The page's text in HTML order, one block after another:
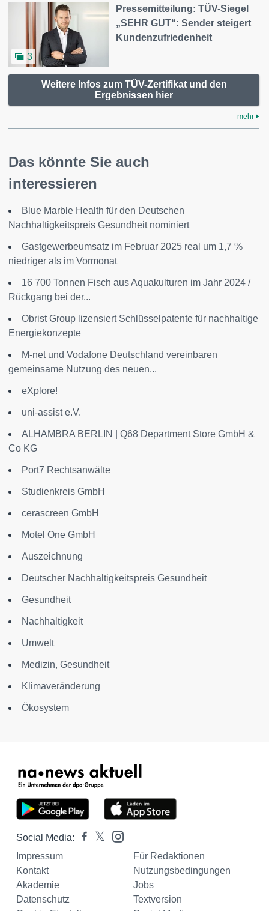
3
Pressemitteilung: TÜV-Siegel
„SEHR GUT“: Sender steigert
Kundenzufriedenheit
Weitere Infos zum TÜV-Zertifikat und den
Ergebnissen hier
mehr
Das könnte Sie auch
interessieren
Blue Marble Health für den Deutschen
Nachhaltigkeitspreis Gesundheit nominiert
Gastgewerbeumsatz im Februar 2025 real um 1,7 %
niedriger als im Vormonat
16 700 Tonnen Fisch aus Aquakulturen im Jahr 2024 /
Rückgang bei der...
Obrist Group lizensiert Schlüsselpatente für nachhaltige
Energiekonzepte
M-net und Vodafone Deutschland vereinbaren
gemeinsame Nutzung des neuen...
eXplore!
uni-assist e.V.
ALHAMBRA BERLIN | Q68 Department Store GmbH &
Co KG
Port7 Rechtsanwälte
Studienkreis GmbH
cerascreen GmbH
Motel One GmbH
Auszeichnung
Deutscher Nachhaltigkeitspreis Gesundheit
Gesundheit
Nachhaltigkeit
Umwelt
Medizin, Gesundheit
Klimaveränderung
Ökosystem
Social Media:
Impressum
Für Redaktionen
Kontakt
Nutzungsbedingungen
Akademie
Jobs
Datenschutz
Textversion